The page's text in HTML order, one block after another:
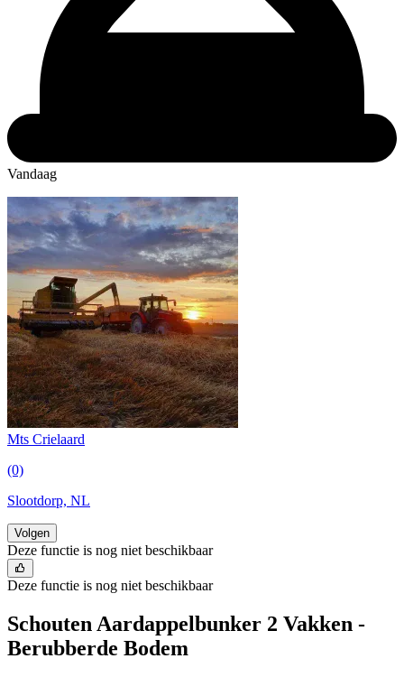
Vandaag
Mts Crielaard
(0)
Slootdorp, NL
Volgen
Deze functie is nog niet beschikbaar
Deze functie is nog niet beschikbaar
Schouten Aardappelbunker 2 Vakken -
Berubberde Bodem